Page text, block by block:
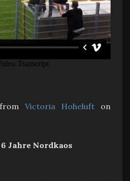
Victoria Hohelufton
Jahre Nordkaos